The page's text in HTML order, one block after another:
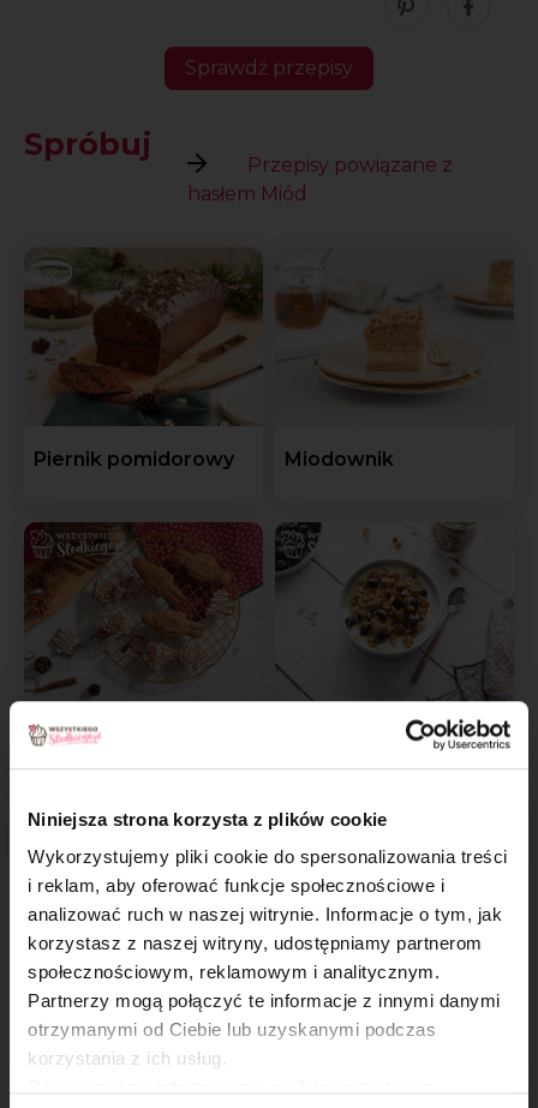
Niniejsza strona korzysta z plików cookie
Wykorzystujemy pliki cookie do spersonalizowania treści
i reklam, aby oferować funkcje społecznościowe i
analizować ruch w naszej witrynie. Informacje o tym, jak
korzystasz z naszej witryny, udostępniamy partnerom
społecznościowym, reklamowym i analitycznym.
Partnerzy mogą połączyć te informacje z innymi danymi
otrzymanymi od Ciebie lub uzyskanymi podczas
korzystania z ich usług.
Zobacz
Sprawdź przepisy
Spróbuj
Przepisy powiązane z
hasłem Miód
Piernik pomidorowy Miodownik
Szybkie pierniczki
Nugat waniliowy
z orzechami
Odrywany chlebek
z miodem i orzechami
×